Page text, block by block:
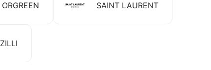
ORGREEN SAINT LAURENT
ZILLI